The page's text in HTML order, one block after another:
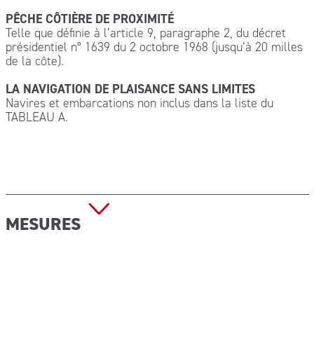
PÊCHE CÔTIÈRE DE PROXIMITÉ
Telle que définie à l’article 9, paragraphe 2, du décret
présidentiel n° 1639 du 2 octobre 1968 (jusqu’à 20 milles
de la côte).
LA NAVIGATION DE PLAISANCE SANS LIMITES
Navires et embarcations non inclus dans la liste du
TABLEAU A.
MESURES